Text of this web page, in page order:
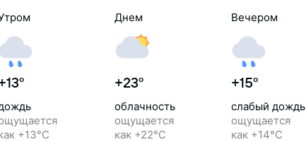
+13°C
Днем
+23°
облачность
ощущается
как +22°C
Вечером
+15°
слабый дождь
ощущается
как +14°C